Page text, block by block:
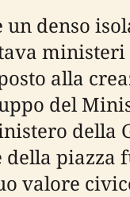
denso
alla
del
della
piazza
valore